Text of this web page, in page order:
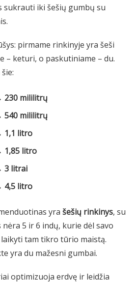
sukrauti iki šešių gumbų su
pirmame rinkinyje yra šeši
– keturi, o paskutiniame – du.
230 mililitrų
540 mililitrų
1,1 litro
1,85 litro
3 litrai
4,5 litro
yra šešių rinkinys, su
5 ir 6 indų, kurie dėl savo
tam tikro tūrio maistą.
yra du mažesni gumbai.
optimizuoja erdvę ir leidžia